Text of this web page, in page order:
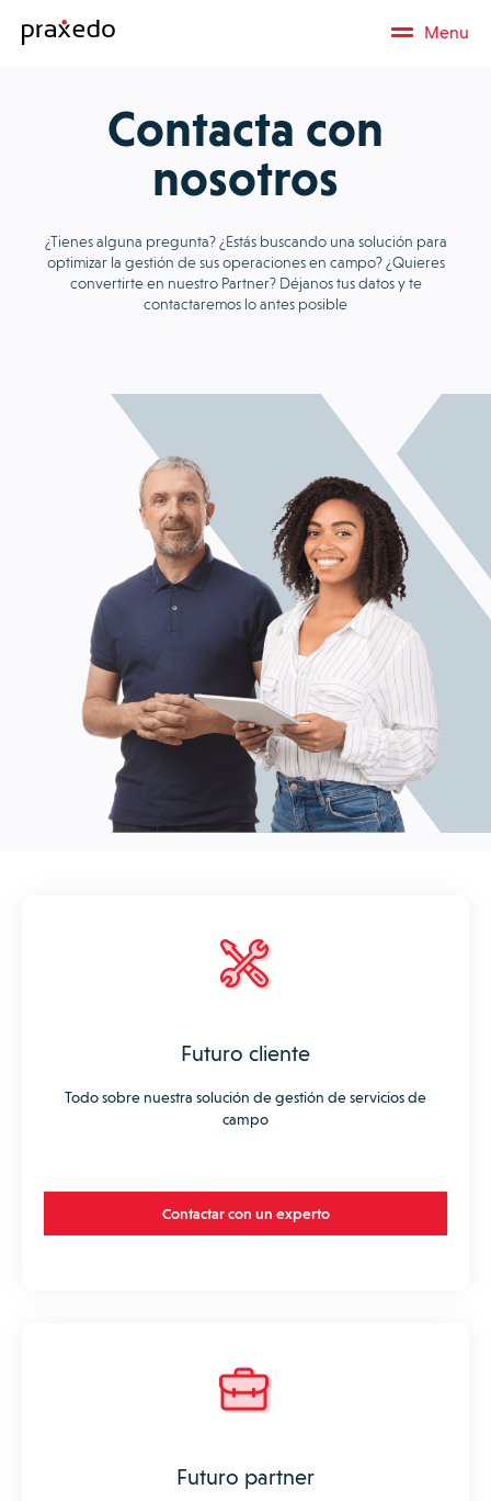
Menu
Contacta con
nosotros
¿Tienes alguna pregunta? ¿Estás buscando una solución para
optimizar la gestión de sus operaciones en campo? ¿Quieres
convertirte en nuestro Partner? Déjanos tus datos y te
contactaremos lo antes posible
Futuro cliente
Todo sobre nuestra solución de gestión de servicios de
campo
Contactar con un experto
Futuro partner